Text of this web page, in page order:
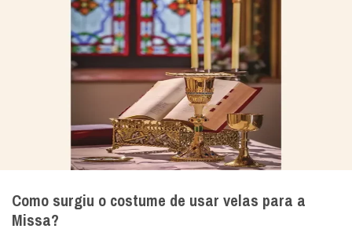
Como surgiu o costume de usar velas para a
Missa?